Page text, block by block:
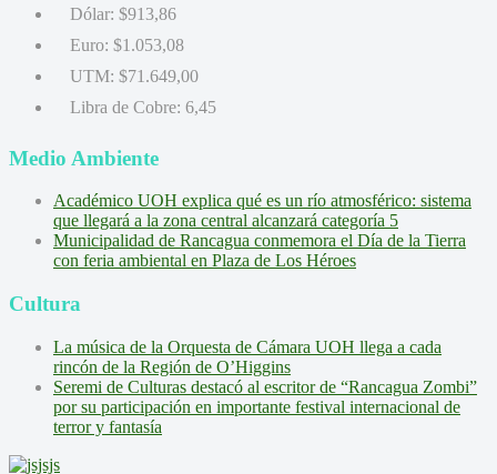
Dólar: $913,86
Euro: $1.053,08
UTM: $71.649,00
Libra de Cobre: 6,45
Medio Ambiente
Académico UOH explica qué es un río atmosférico: sistema
que llegará a la zona central alcanzará categoría 5
Municipalidad de Rancagua conmemora el Día de la Tierra
con feria ambiental en Plaza de Los Héroes
Cultura
La música de la Orquesta de Cámara UOH llega a cada
rincón de la Región de O’Higgins
Seremi de Culturas destacó al escritor de “Rancagua Zombi”
por su participación en importante festival internacional de
terror y fantasía